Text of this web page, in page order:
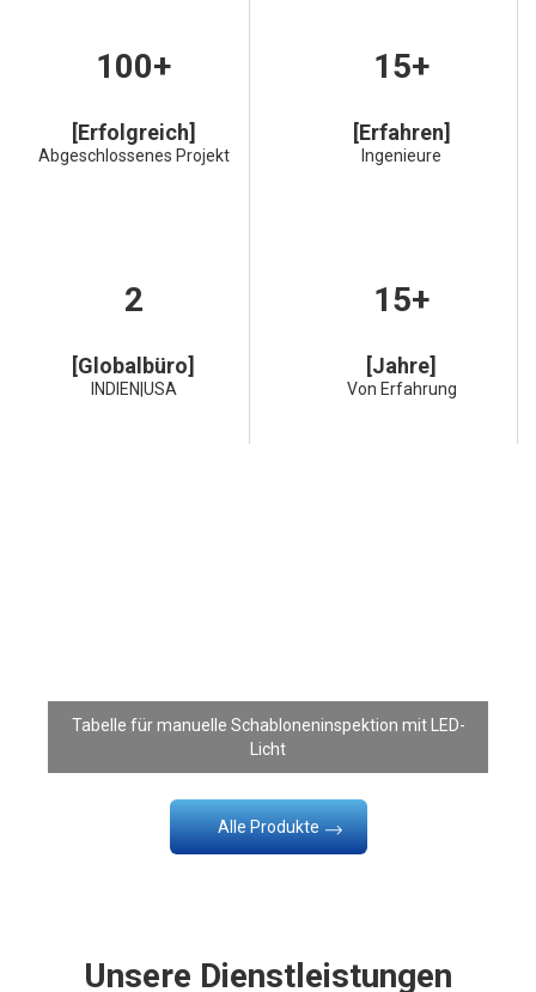
100+
[Erfolgreich]
Abgeschlossenes Projekt
15+
[Erfahren]
Ingenieure
2
[Globalbüro]
INDIEN|USA
15+
[Jahre]
Von Erfahrung
Tabelle für manuelle Schabloneninspektion mit LED-
Licht
Alle Produkte
Unsere Dienstleistungen